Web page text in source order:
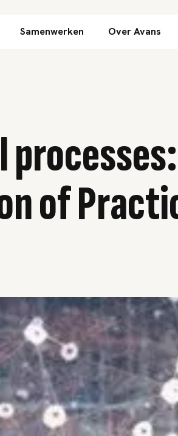
Direct naar inhoud
Samenwerken Over Avans
of